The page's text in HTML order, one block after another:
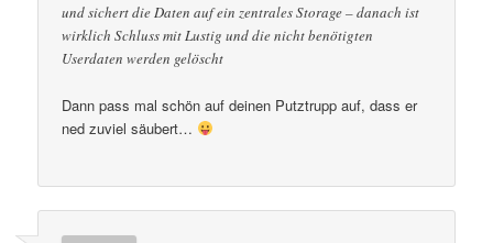
und sichert die Daten auf ein zentrales Storage – danach ist
wirklich Schluss mit Lustig und die nicht benötigten
Userdaten werden gelöscht
Dann pass mal schön auf deinen Putztrupp auf, dass er
ned zuviel säubert…